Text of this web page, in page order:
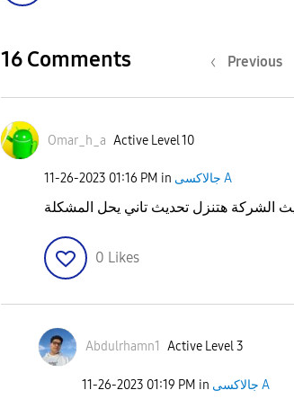
16 Comments Previous
Omar_h_a Active Level 10
‎11-26-2023 01:16 PM in جالاكسى A
الشركة هتنزل تحديث تاني يحل المشكلة
0 Likes
Abdulrhamn1 Active Level 3
‎11-26-2023 01:19 PM in جالاكسى A